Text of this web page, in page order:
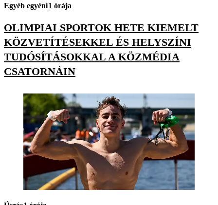
Egyéb egyéni1 órája
OLIMPIAI SPORTOK HETE KIEMELT
KÖZVETÍTÉSEKKEL ÉS HELYSZÍNI
TUDÓSÍTÁSOKKAL A KÖZMÉDIA
CSATORNÁIN